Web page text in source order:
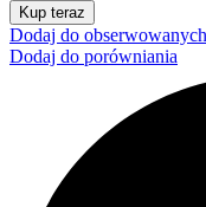
Kup teraz
Dodaj do obserwowanych
Dodaj do porówniania